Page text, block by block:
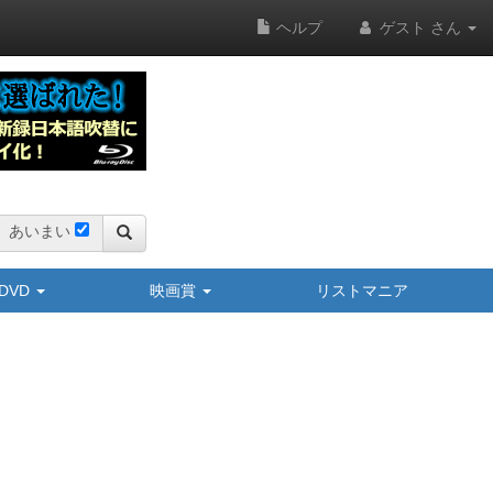
ヘルプ ゲスト さん
あいまい
映画賞 リストマニア